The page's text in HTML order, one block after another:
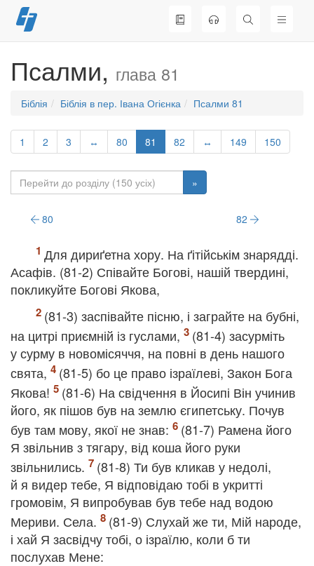
Перейти
до
Псалми, глава 81
Біблія Біблія в пер. Івана Огієнка Псалми 81
1 2 3 ↔ 80 81 82 ↔ 149 150
»
80 82
Для дириґетна хору. На ґітійськім знарядді.
Асафів. (81-2) Співайте Богові, нашій твердині,
покликуйте Богові Якова,
(81-3) заспівайте пісню, і заграйте на бубні,
на цитрі приємній із гуслами,
(81-4) засурміть
у сурму в новомісяччя, на повні в день нашого
свята,
(81-5) бо це право ізраїлеві, Закон Бога
Якова!
(81-6) На свідчення в Йосипі Він учинив
його, як пішов був на землю єгипетську. Почув
був там мову, якої не знав:
(81-7) Рамена його
Я звільнив з тягару, від коша його руки
звільнились.
(81-8) Ти був кликав у недолі,
й я видер тебе, Я відповідаю тобі в укритті
громовім, Я випробував був тебе над водою
Мериви. Села.
(81-9) Слухай же ти, Мій народе,
і хай Я засвідчу тобі, о ізраїлю, коли б ти
послухав Мене: